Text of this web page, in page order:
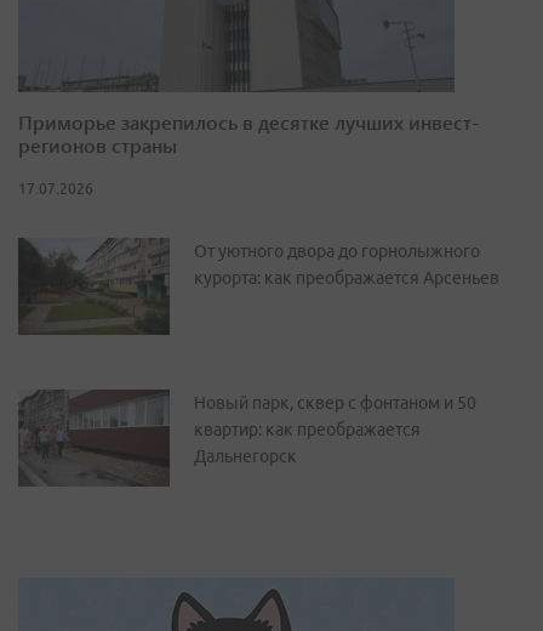
Приморье закрепилось в десятке лучших инвест-
регионов страны
17.07.2026
От уютного двора до горнолыжного
курорта: как преображается Арсеньев
Новый парк, сквер с фонтаном и 50
квартир: как преображается
Дальнегорск